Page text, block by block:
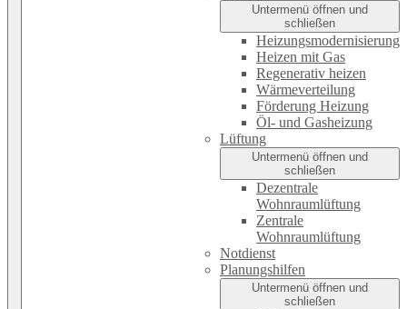
Untermenü öffnen und
schließen
Heizungsmodernisierung
Heizen mit Gas
Regenerativ heizen
Wärmeverteilung
Förderung Heizung
Öl- und Gasheizung
Lüftung
Untermenü öffnen und
schließen
Dezentrale
Wohnraumlüftung
Zentrale
Wohnraumlüftung
Notdienst
Planungshilfen
Untermenü öffnen und
schließen